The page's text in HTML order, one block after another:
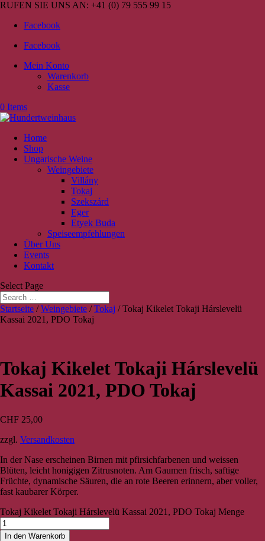
RUFEN SIE UNS AN: +41 (0) 79 555 99 15
Facebook
Facebook
Mein Konto
Warenkorb
Kasse
0 Items
Home
Shop
Ungarische Weine
Weingebiete
Villány
Tokaj
Szekszárd
Eger
Etyek Buda
Speiseempfehlungen
Über Uns
Events
Kontakt
Select Page
Startseite /Weingebiete /Tokaj / Tokaj Kikelet Tokaji Hárslevelü
Kassai 2021, PDO Tokaj
Tokaj Kikelet Tokaji Hárslevelü
Kassai 2021, PDO Tokaj
CHF 25,00
zzgl. Versandkosten
In der Nase erscheinen Birnen mit pfirsichfarbenen und weissen
Blüten, leicht honigigen Zitrusnoten. Am Gaumen frisch, saftige
Früchte, dynamische Säuren, die an rote Beeren erinnern, aber voller,
fast kaubarer Körper.
Tokaj Kikelet Tokaji Hárslevelü Kassai 2021, PDO Tokaj Menge
In den Warenkorb